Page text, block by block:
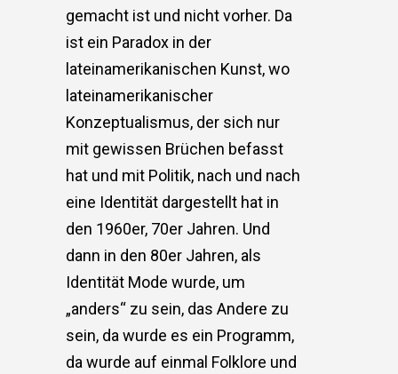
gemacht ist und nicht vorher. Da
ist ein Paradox in der
lateinamerikanischen Kunst, wo
lateinamerikanischer
Konzeptualismus, der sich nur
mit gewissen Brüchen befasst
hat und mit Politik, nach und nach
eine Identität dargestellt hat in
den 1960er, 70er Jahren. Und
dann in den 80er Jahren, als
Identität Mode wurde, um
„anders“ zu sein, das Andere zu
sein, da wurde es ein Programm,
da wurde auf einmal Folklore und